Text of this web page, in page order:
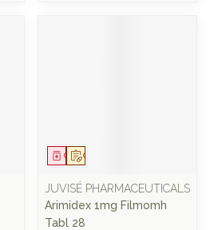
Op voorschrift
Geneesmiddel
JUVISÉ PHARMACEUTICALS
Arimidex 1mg Filmomh
Tabl 28